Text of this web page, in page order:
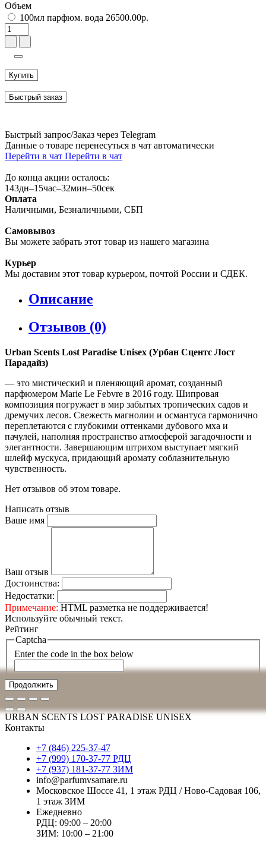
Объем
100мл парфюм. вода 26500.00р.
Купить
Быстрый заказ
Быстрый запрос/Заказ через Telegram
Данные о товаре перенесуться в чат автоматически
Перейти в чат Перейти в чат
До конца акции осталось:
143дн–15час–32мин–49сек
Оплата
Наличными, Безналичными, СБП
Самовывоз
Вы можете забрать этот товар из нашего магазина
Курьер
Мы доставим этот товар курьером, почтой России и СДЕК.
Описание
Отзывов (0)
Urban Scents Lost Paradise Unisex (Урбан Сцентс Лост
Парадайз)
— это мистический и пленяющий аромат, созданный
парфюмером Marie Le Febvre в 2016 году. Шипровая
композиция погружает в мир забытых тропических садов и
дремучих лесов. Свежесть магнолии и османтуса гармонично
переплетаются с глубокими оттенками дубового мха и
пачулей, наполняя пространство атмосферой загадочности и
элегантности. Завершающим штрихом выступает мягкий
шлейф мускуса, придающий аромату соблазнительную
чувственность.
Нет отзывов об этом товаре.
Написать отзыв
Ваше имя
Ваш отзыв
Достоинства:
Недостатки:
Примечание: HTML разметка не поддерживается!
Используйте обычный текст.
Рейтинг
Captcha
Enter the code in the box below
Продолжить
URBAN SCENTS LOST PARADISE UNISEX
Контакты
+7 (846) 225-37-47
+7 (999) 170-37-77 РДЦ
+7 (937) 181-37-77 ЗИМ
info@parfumvsamare.ru
Московское Шоссе 41, 1 этаж РДЦ / Ново-Садовая 106,
1 этаж ЗИМ
Ежедневно
РДЦ: 09:00 – 20:00
ЗИМ: 10:00 – 21:00